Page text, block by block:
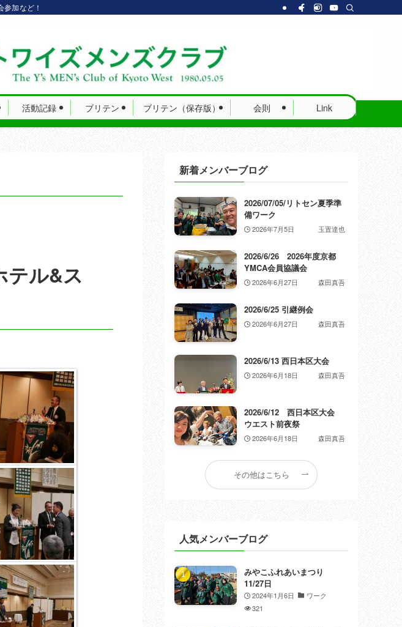
加など！
活動記録 ブリテン ブリテン（保存版） 会則 Link
テル&ス
新着メンバーブログ
2026/07/05/リトセン夏季準
備ワーク
2026年7月5日 玉置達也
2026/6/26 2026年度京都
YMCA会員協議会
2026年6月27日 森田真吾
2026/6/25 引継例会
2026年6月27日 森田真吾
2026/6/13 西日本区大会
2026年6月18日 森田真吾
2026/6/12 西日本区大会
ウエスト前夜祭
2026年6月18日 森田真吾
その他はこちら
人気メンバーブログ
みやこふれあいまつり
11/27日
2024年1月6日
ワーク
321